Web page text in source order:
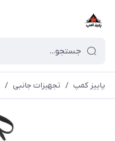
پاییز کمپ / تجهیزات جانبی /